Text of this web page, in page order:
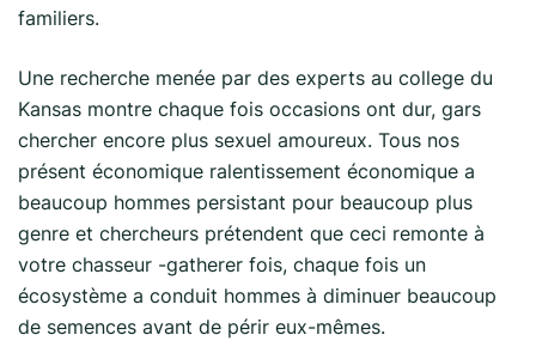
familiers.
Une recherche menée par des experts au college du
Kansas montre chaque fois occasions ont dur, gars
chercher encore plus sexuel amoureux. Tous nos
présent économique ralentissement économique a
beaucoup hommes persistant pour beaucoup plus
genre et chercheurs prétendent que ceci remonte à
votre chasseur -gatherer fois, chaque fois un
écosystème a conduit hommes à diminuer beaucoup
de semences avant de périr eux-mêmes.